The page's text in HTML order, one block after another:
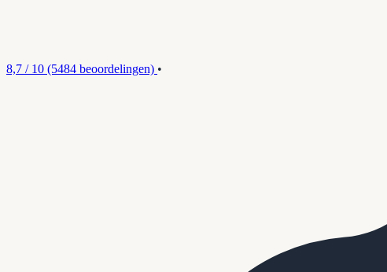
8,7 / 10 (5484 beoordelingen) •